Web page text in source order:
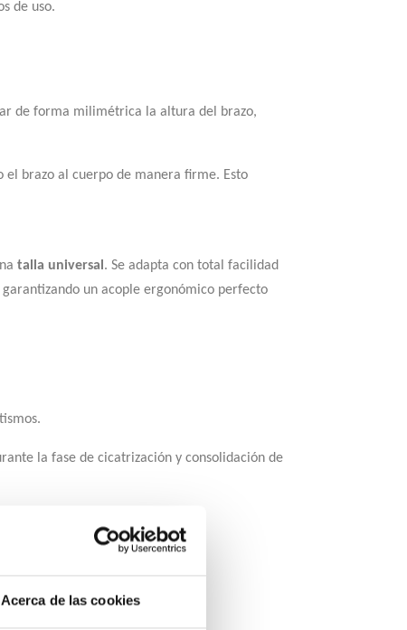
Acerca de las cookies
de uso.
de forma milimétrica la altura del brazo,
brazo al cuerpo de manera firme. Esto
talla universal . Se adapta con total facilidad
un acople ergonómico perfecto
la fase de cicatrización y consolidación de